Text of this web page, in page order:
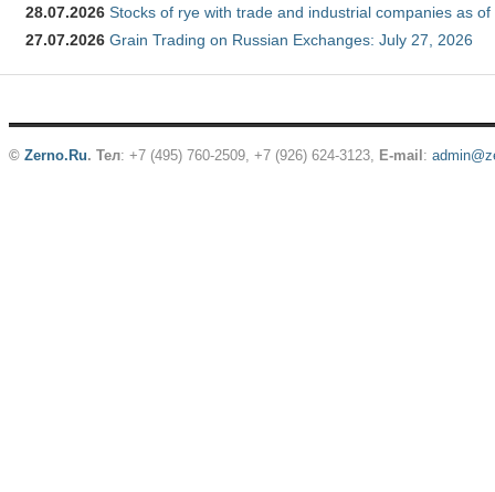
28.07.2026 Stocks of rye with trade and industrial companies as
27.07.2026 Grain Trading on Russian Exchanges: July 27, 2026
© Zerno.Ru. Тел: +7 (495) 760-2509, +7 (926) 624-3123, E-mail :